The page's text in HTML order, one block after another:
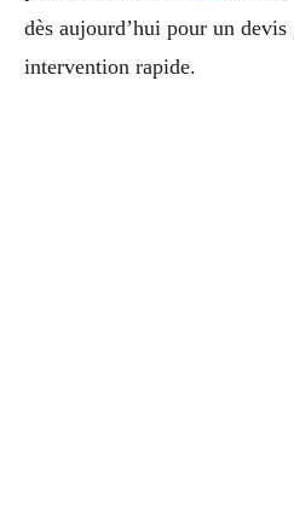
dès aujourd’hui pour un
intervention rapide.